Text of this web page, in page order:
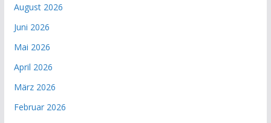
August 2026
Juni 2026
Mai 2026
April 2026
März 2026
Februar 2026